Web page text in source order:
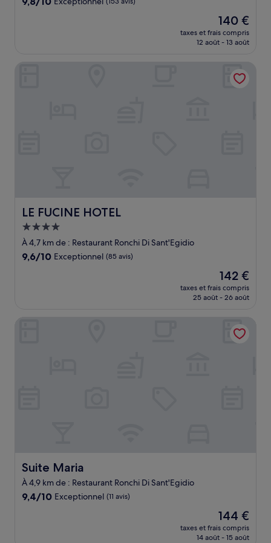
Le
nouveau
prix
de
140 €
140 €
taxes et frais compris
12 août - 13 août
LE FUCINE HOTEL
LE FUCINE HOTEL
Hébergement
4.0 étoiles
À 4,7 km de : Restaurant Ronchi Di Sant'Egidio
9.6
9,6/10 Exceptionnel (85 avis)
Le
nouveau
prix
de
142 €
142 €
taxes et frais compris
25 août - 26 août
Suite Maria
Suite Maria
À 4,9 km de : Restaurant Ronchi Di Sant'Egidio
9.4
9,4/10 Exceptionnel (11 avis)
Le
nouveau
prix
144 €
taxes et frais compris
14 août - 15 août